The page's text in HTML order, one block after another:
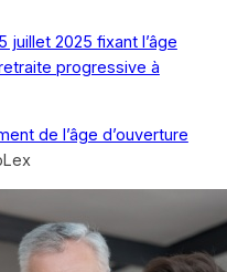
juillet 2025 fixant l’âge
progressive à
de l’âge d’ouverture